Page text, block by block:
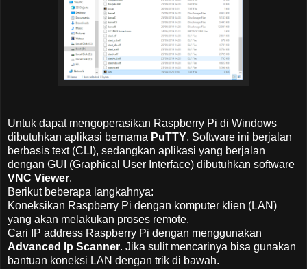
Untuk dapat mengoperasikan Raspberry Pi di Windows
dibutuhkan aplikasi bernama PuTTY. Software ini berjalan
berbasis text (CLI), sedangkan aplikasi yang berjalan
dengan GUI (Graphical User Interface) dibutuhkan software
VNC Viewer.
Berikut beberapa langkahnya:
Koneksikan Raspberry Pi dengan komputer klien (LAN)
yang akan melakukan proses remote.
Cari IP address Raspberry Pi dengan menggunakan
Advanced Ip Scanner. Jika sulit mencarinya bisa gunakan
bantuan koneksi LAN dengan trik di bawah.